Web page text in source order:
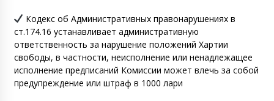
Кодекс об Административных правонарушениях в
ст.174.16 устанавливает административную
ответственность за нарушение положений Хартии
свободы, в частности, неисполнение или ненадлежащее
исполнение предписаний Комиссии может влечь за собой
предупреждение или штраф в 1000 лари